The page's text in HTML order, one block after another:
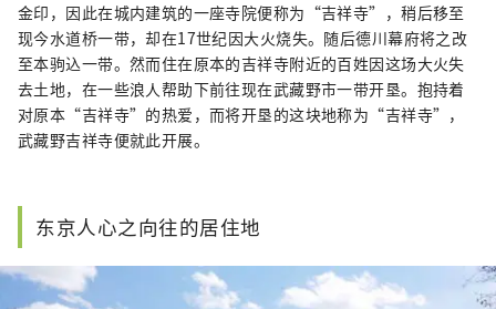
金印，因此在城内建筑的一座寺院便称为“吉祥寺”，稍后移至
现今水道桥一带，却在17世纪因大火烧失。随后德川幕府将之改
至本驹込一带。然而住在原本的吉祥寺附近的百姓因这场大火失
去土地，在一些浪人帮助下前往现在武藏野市一带开垦。抱持着
对原本“吉祥寺”的热爱，而将开垦的这块地称为“吉祥寺”，
武藏野吉祥寺便就此开展。
东京人心之向往的居住地